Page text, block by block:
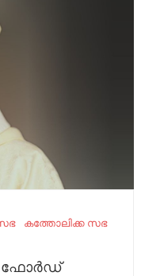
കത്തോലിക്ക സഭ
ഫോർഡ്